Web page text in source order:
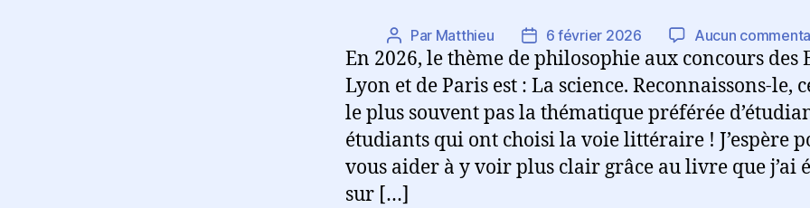
Auteur
de
l’article
Par Matthieu
Date
de
l’article
6 février 2026 Aucun
En 2026, le thème de philosophie aux concours des
Lyon et de Paris est : La science. Reconnaissons-le,
le plus souvent pas la thématique préférée
étudiants qui ont choisi la voie littéraire ! J’espère
vous aider à y voir plus clair grâce au livre que j’ai
sur […]